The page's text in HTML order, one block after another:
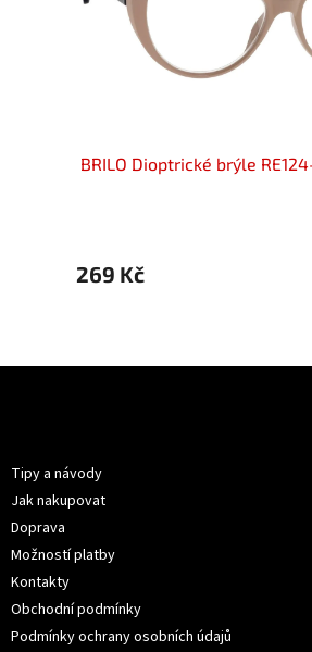
BRILO Dioptrické brýle
269 Kč
Tipy a návody
Jak nakupovat
Doprava
Možností platby
Kontakty
Obchodní podmínky
Podmínky ochrany osobních údajů